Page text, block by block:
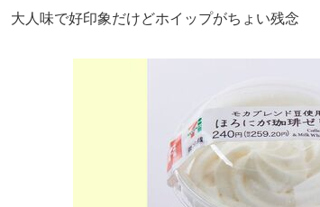
大人味で好印象だけどホイップがちょい残念